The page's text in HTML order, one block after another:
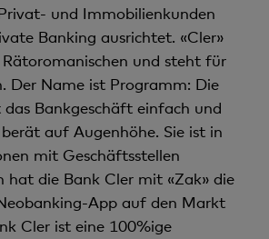
und Immobilienkunden
Banking ausrichtet. «Cler»
und steht für
Der Name ist Programm: Die
Bankgeschäft einfach und
auf Augenhöhe. Sie ist in
mit Geschäftsstellen
hat die Bank Cler mit «Zak» die
App auf den Markt
Cler ist eine 100%ige